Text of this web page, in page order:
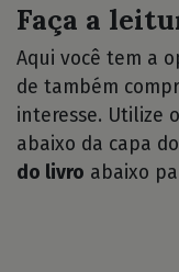
Faça a
Aqui você tem a
de também
interesse. Utilize
abaixo da capa
do livro abaixo